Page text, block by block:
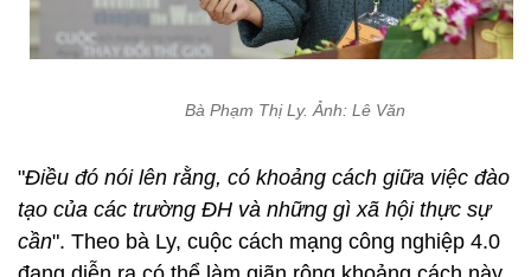
Bà Phạm Thị Ly. Ảnh: Lê Văn
"Điều đó nói lên rằng, có khoảng cách giữa việc đào
tạo của các trường ĐH và những gì xã hội thực sự
cần". Theo bà Ly, cuộc cách mạng công nghiệp 4.0